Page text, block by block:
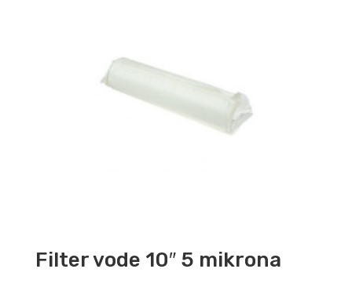
Filter vode 10″ 5 mikrona